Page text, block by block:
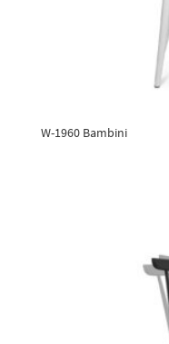
W-1960 Bambini